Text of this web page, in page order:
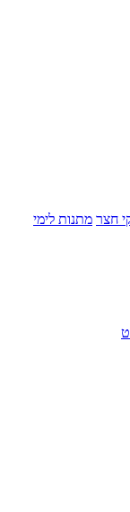
חצר מתנות לימי